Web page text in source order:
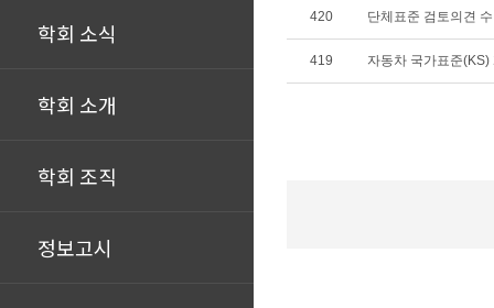
학회 소식
학회 소개
학회 조직
정보고시
420 단체표준 검토의견
419 자동차 국가표준